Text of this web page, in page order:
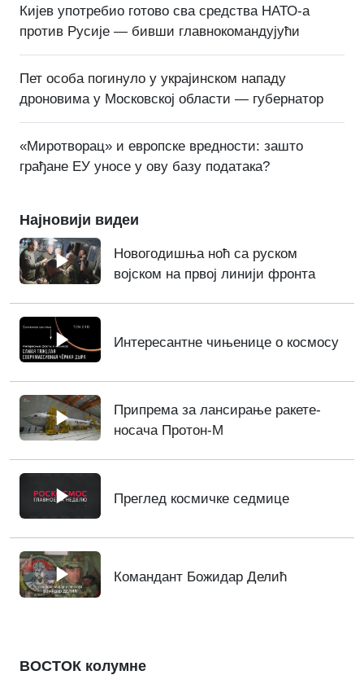
Кијев употребио готово сва средства НАТО-а
против Русије — бивши главнокомандујући
Пет особа погинуло у украјинском нападу
дроновима у Московској области — губернатор
«Миротворац» и европске вредности: зашто
грађане ЕУ уносе у ову базу података?
Најновији видеи
Новогодишња ноћ са руском
војском на првој линији фронта
Интересантне чињенице о космосу
Припрема за лансирање ракете-
носача Протон-М
Преглед космичке седмице
Командант Божидар Делић
ВОСТОК колумне